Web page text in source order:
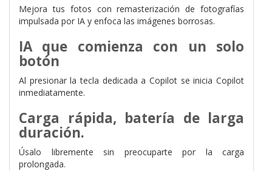
Mejora tus fotos con remasterización de fotografías
impulsada por IA y enfoca las imágenes borrosas.
IA que comienza con un solo
botón
Al presionar la tecla dedicada a Copilot se inicia Copilot
inmediatamente.
Carga rápida, batería de larga
duración.
Úsalo libremente sin preocuparte por la carga
prolongada.